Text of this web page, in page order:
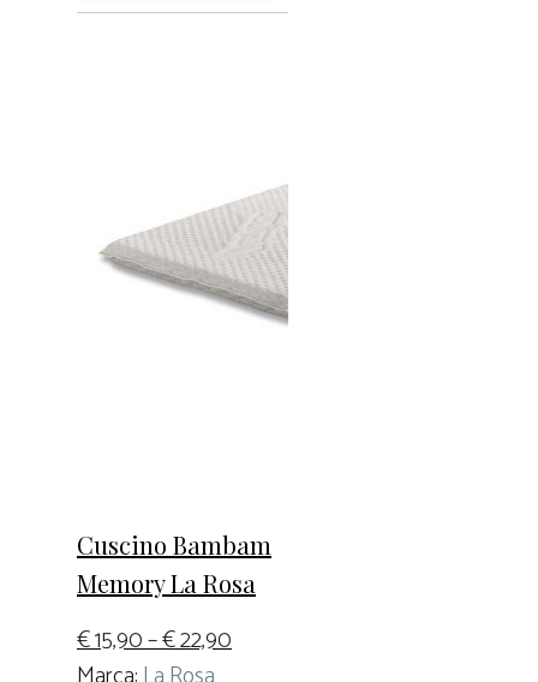
Cuscino Bambam
Memory La Rosa
€15,90–€22,90